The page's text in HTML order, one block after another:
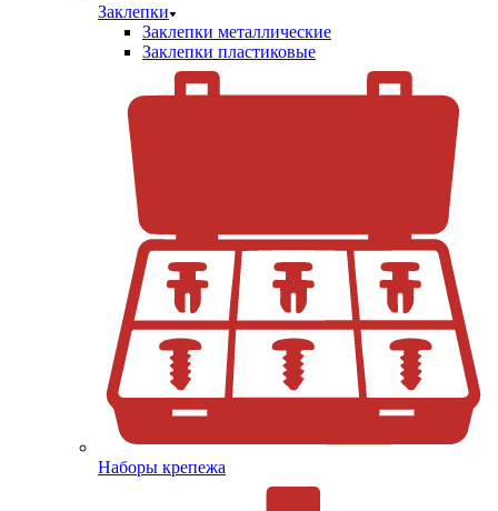
Заклепки
Заклепки металлические
Заклепки пластиковые
Наборы крепежа